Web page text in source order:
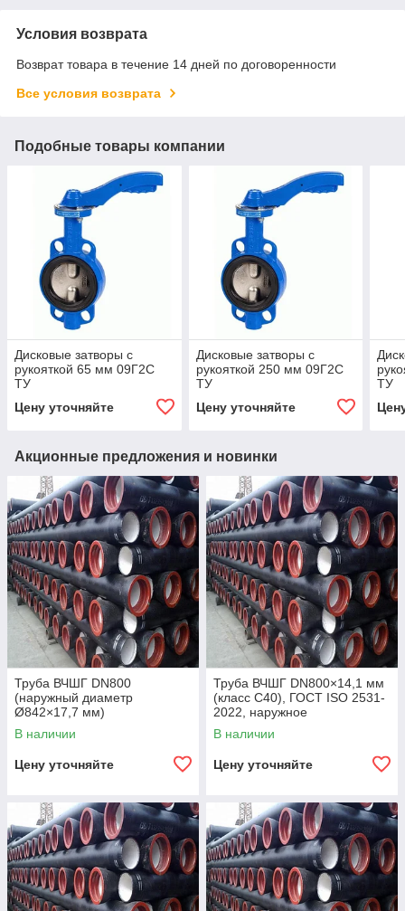
Условия возврата
Возврат товара в течение 14 дней по договоренности
Все условия возврата
Подобные товары компании
Дисковые затворы с
рукояткой 65 мм 09Г2С
ТУ
Цену уточняйте
Дисковые затворы с
рукояткой 250 мм 09Г2С
ТУ
Цену уточняйте
ТУ
Акционные предложения и новинки
Труба ВЧШГ DN800
(наружный диаметр
Ø842×17,7 мм)
В наличии
Цену уточняйте
Труба ВЧШГ DN800×14,1 мм
(класс C40), ГОСТ ISO 2531-
2022, наружное
полиуретановое покрытие,
внутреннее цементно-
В наличии
Цену уточняйте